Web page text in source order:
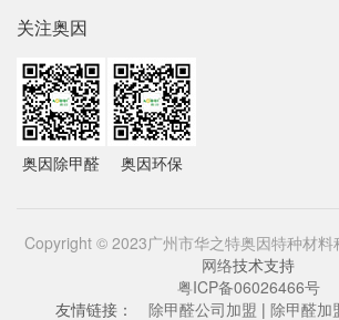
关注奥因
奥因除甲醛 奥因环保
Copyright © 2023广州市华之特奥因特种材料
网络技术支持
粤ICP备06026466号
友情链接：
除甲醛公司加盟 | 除甲醛加